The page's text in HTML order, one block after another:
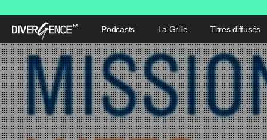
Podcasts La Grille Titres diffusés